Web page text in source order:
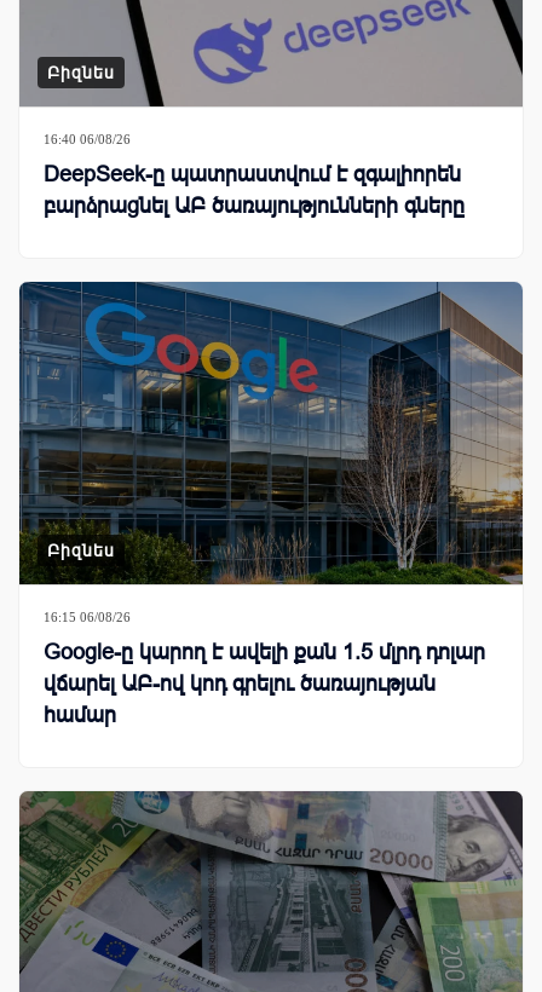
Բիզնես
16:40 06/08/26
DeepSeek-ը պատրաստվում է զգալիորեն
բարձրացնել ԱԲ ծառայությունների գները
Բիզնես
16:15 06/08/26
Google-ը կարող է ավելի քան 1.5 մլրդ դոլար
վճարել ԱԲ-ով կոդ գրելու ծառայության
համար